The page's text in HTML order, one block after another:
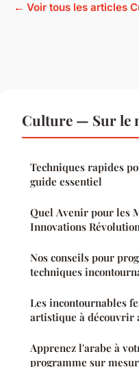
← Voir tous les articles
Culture — Sur le
Techniques rapides
guide essentiel
Quel Avenir pour les
Innovations
Nos conseils pour
techniques
Les incontournables
artistique à découvrir
Apprenez l'arabe à
programme sur